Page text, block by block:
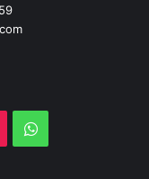
TikTokWhatsApp